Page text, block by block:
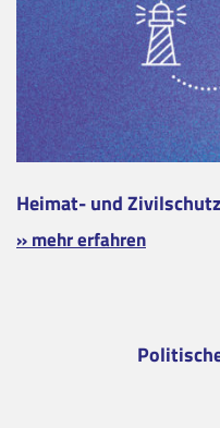
Heimat- und Zivilschutz
» mehr erfahren